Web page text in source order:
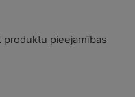
produktu pieejamības